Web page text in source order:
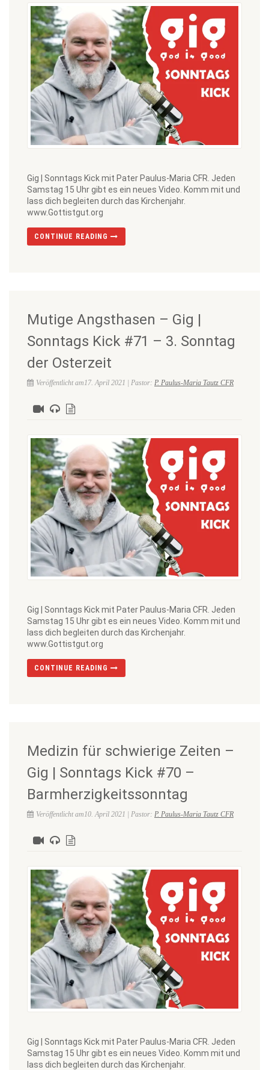
Gig | Sonntags Kick mit Pater Paulus-Maria CFR. Jeden
Samstag 15 Uhr gibt es ein neues Video. Komm mit und
lass dich begleiten durch das Kirchenjahr.
www.Gottistgut.org
CONTINUE READING
Mutige Angsthasen – Gig |
Sonntags Kick #71 – 3. Sonntag
der Osterzeit
Veröffentlicht am17. April 2021 | Pastor: P. Paulus-Maria Tautz CFR
Gig | Sonntags Kick mit Pater Paulus-Maria CFR. Jeden
Samstag 15 Uhr gibt es ein neues Video. Komm mit und
lass dich begleiten durch das Kirchenjahr.
www.Gottistgut.org
CONTINUE READING
Medizin für schwierige Zeiten –
Gig | Sonntags Kick #70 –
Barmherzigkeitssonntag
Veröffentlicht am10. April 2021 | Pastor: P. Paulus-Maria Tautz CFR
Gig | Sonntags Kick mit Pater Paulus-Maria CFR. Jeden
Samstag 15 Uhr gibt es ein neues Video. Komm mit und
lass dich begleiten durch das Kirchenjahr.